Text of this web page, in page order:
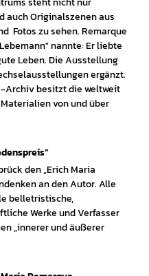
auch Originalszenen aus
Fotos zu sehen. Remarque
nannte: Er liebte
Leben. Die Ausstellung
ergänzt.
Archiv besitzt die weltweit
von und über
den „Erich Maria
an den Autor. Alle
belletristische,
Werke und Verfasser
„innerer und äußerer